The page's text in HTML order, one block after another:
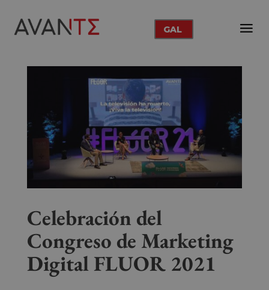
GAL
Celebración del
Congreso de Marketing
Digital FLUOR 2021